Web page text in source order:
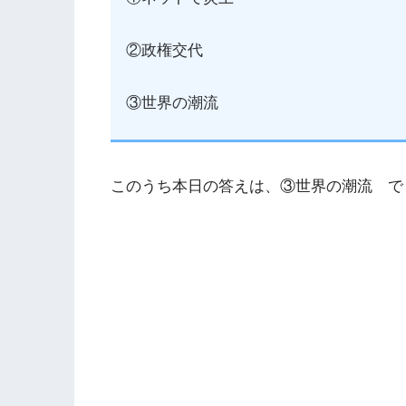
②政権交代
③世界の潮流
このうち本日の答えは、③世界の潮流 で